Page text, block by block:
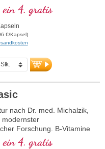
SAMe, Omega
welches zu einer
der Psyche beiträgt.
aktive Formen von
B12 und Folsäure für
über 20-jähriger
basierend auf über 40
Carrageen und das
frei.Psyche stabil nach
– bewährt, zertifiziert
für Ihr Wohlbefinden.
4. gratis
€/Kapsel)
nach Dr. med. Michalzik,
modernster
Forschung. B-Vitamine
in bioaktiver Form!
4. gratis